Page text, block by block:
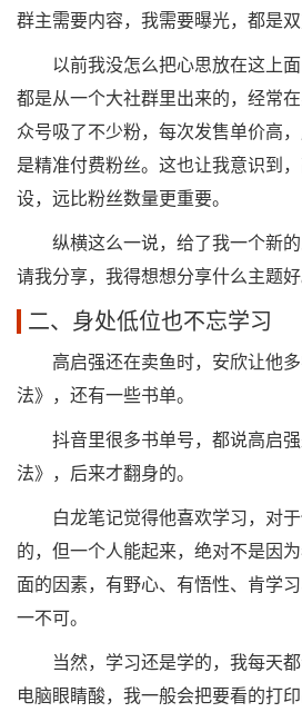
群主需要内容，我需要曝光，都是双
以前我没怎么把心思放在这上面
都是从一个大社群里出来的，经常
众号吸了不少粉，每次发售单价高
是精准付费粉丝。这也让我意识到
设，远比粉丝数量更重要。
纵横这么一说，给了我一个新的
请我分享，我得想想分享什么主题好
二、身处低位也不忘学习
高启强还在卖鱼时，安欣让他多
法》，还有一些书单。
抖音里很多书单号，都说高启强
法》，后来才翻身的。
白龙笔记觉得他喜欢学习，对于
的，但一个人能起来，绝对不是因
面的因素，有野心、有悟性、肯学
一不可。
当然，学习还是学的，我每天都
电脑眼睛酸，我一般会把要看的打